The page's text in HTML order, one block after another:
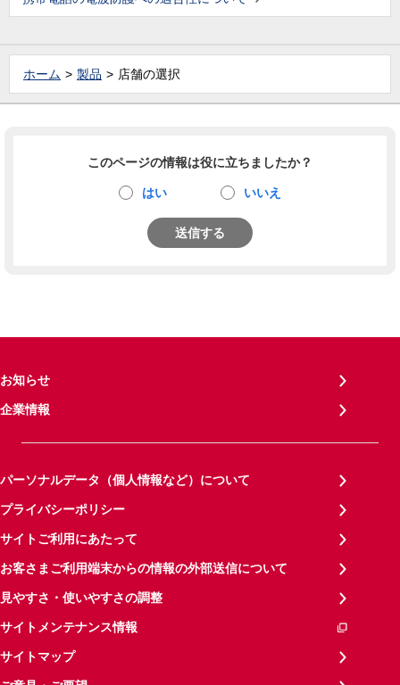
ホーム 製品 店舗の選択
このページの情報は役に立ちましたか？
はい いいえ
送信する
お知らせ
企業情報
パーソナルデータ（個人情報など）について
プライバシーポリシー
サイトご利用にあたって
お客さまご利用端末からの情報の外部送信について
見やすさ・使いやすさの調整
サイトメンテナンス情報
サイトマップ